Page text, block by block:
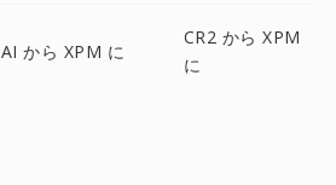
AI から XPM に
CR2 から XPM
に